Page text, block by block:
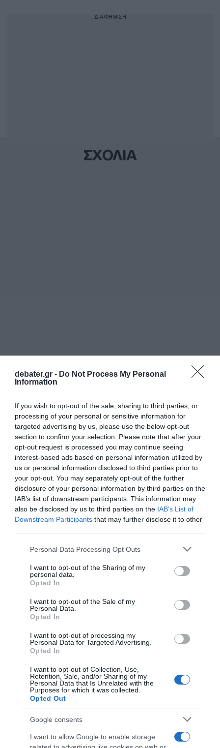
debater.gr - Do Not Process My Personal
Information
If you wish to opt-out of the sale, sharing to third parties, or
processing of your personal or sensitive information for
targeted advertising by us, please use the below opt-out
section to confirm your selection. Please note that after your
opt-out request is processed you may continue seeing
interest-based ads based on personal information utilized by
us or personal information disclosed to third parties prior to
your opt-out. You may separately opt-out of the further
disclosure of your personal information by third parties on the
IAB’s list of downstream participants. This information may
also be disclosed by us to third parties on the IAB’s List of
Downstream Participants that may further disclose it to other
Please note that this website/app uses one or more Google
not limited to your visit or usage behaviour. You may click to
grant or deny consent to Google and its third-party tags to
use your data for below specified purposes in below Google
consent section.
Personal Data Processing Opt Outs
I want to opt-out of the Sharing of my
personal data.
Opted In
I want to opt-out of the Sale of my
Personal Data.
Opted In
I want to opt-out of processing my
Personal Data for Targeted Advertising.
Opted In
I want to opt-out of Collection, Use,
Retention, Sale, and/or Sharing of my
Personal Data that Is Unrelated with the
Purposes for which it was collected.
Opted Out
Google consents
I want to allow Google to enable storage
ΔΙΑΦΗΜΙΣΗ
ΣΧΟΛΙΑ
ΕΛΛΑΔΑ
Ανοίγει τη Δευτέρα η Παλαιά
Παραλιακή στην Καλλιθέα –
Θωρακίζεται η περιοχή απέναντι σε
πλημμυρικά φαινόμενα (βίντεο)
Από τη Λεωφόρο Θησέως έως την οδό Καποδιστρίου